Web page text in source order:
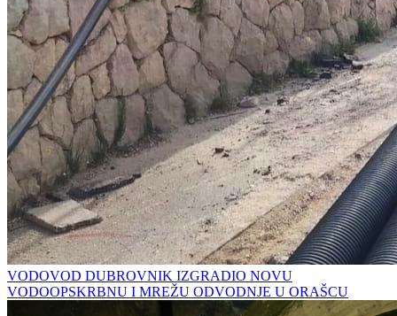
VODOVOD DUBROVNIK IZGRADIO NOVU
VODOOPSKRBNU I MREŽU ODVODNJE U ORAŠCU